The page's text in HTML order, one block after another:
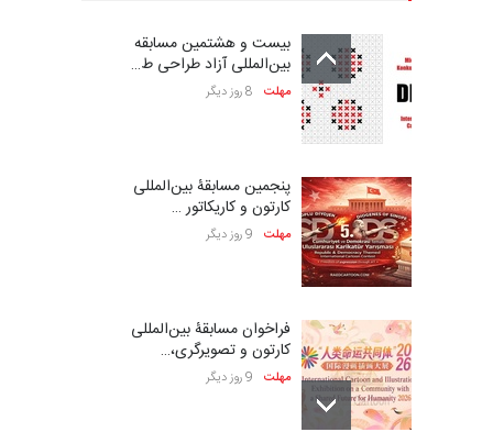
بیست و هشتمین مسابقه
بین‌المللی آزاد طراحی ط…
مهلت 8 روز دیگر
پنجمین مسابقۀ بین‌المللی
کارتون و کاریکاتور …
مهلت 9 روز دیگر
فراخوان مسابقۀ بین‌المللی
کارتون و تصویرگری،…
مهلت 9 روز دیگر